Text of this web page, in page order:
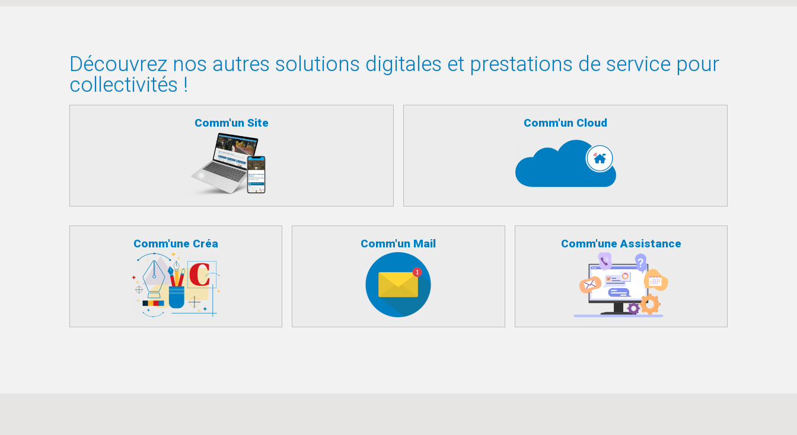
Découvrez nos autres solutions digitales et prestations de service pour
collectivités !
Comm'un Site Comm'un Cloud
Comm'une Créa Comm'un Mail Comm'une Assistance